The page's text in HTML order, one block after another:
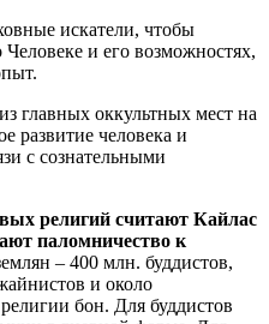
искатели, чтобы
и его возможностях,
главных оккультных мест на
развитие человека и
с сознательными
религий считают Кайлас
паломничество к
– 400 млн. буддистов,
и около
бон. Для буддистов